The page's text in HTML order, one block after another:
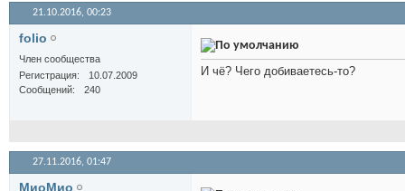
21.10.2016, 00:23
folio
Член сообщества
Регистрация
10.07.2009
Сообщений
240
И чё? Чего добиваетесь-то?
27.11.2016, 01:47
МиоМио